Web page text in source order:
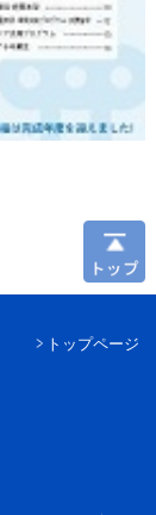
トップページ